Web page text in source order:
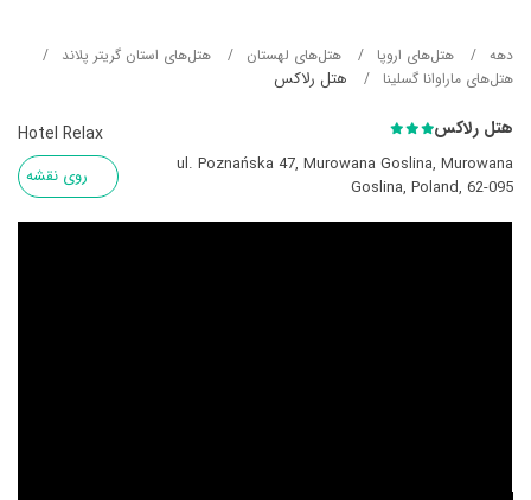
دهه هتل‌های اروپا هتل‌های لهستان
هتل‌های استان گریتر پلاند
هتل‌های ماراوانا گسلینا
هتل رلاکس
هتل رلاکس Hotel Relax
ul. Poznańska 47, Murowana Goslina, Murowana
Goslina, Poland, 62-095
روی نقشه